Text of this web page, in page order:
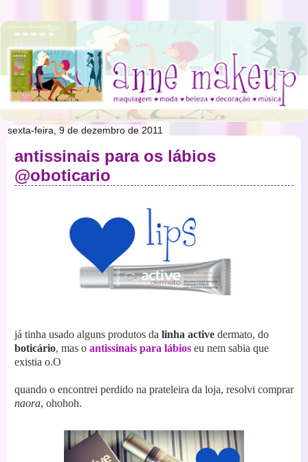
sexta-feira, 9 de dezembro de 2011
antissinais para os lábios
@oboticario
já tinha usado alguns produtos da linha active dermato, do
boticário, mas o antissinais para lábios eu nem sabia que
existia o.O
quando o encontrei perdido na prateleira da loja, resolvi comprar
naora, ohohoh.